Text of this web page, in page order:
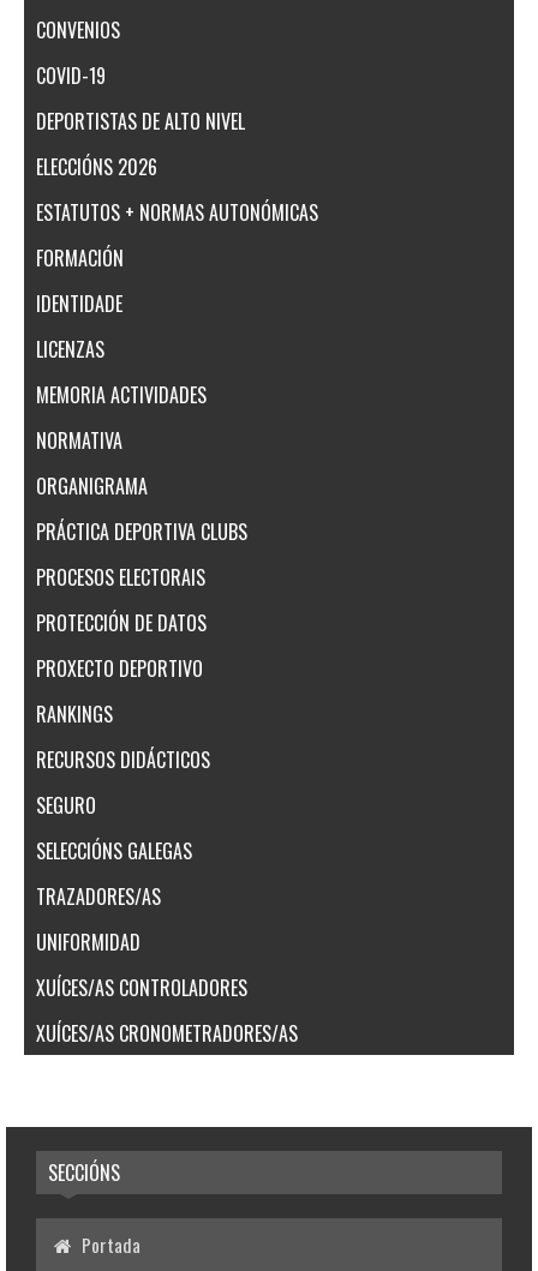
CONVENIOS
COVID-19
DEPORTISTAS DE ALTO NIVEL
ELECCIÓNS 2026
ESTATUTOS + NORMAS AUTONÓMICAS
FORMACIÓN
IDENTIDADE
LICENZAS
MEMORIA ACTIVIDADES
NORMATIVA
ORGANIGRAMA
PRÁCTICA DEPORTIVA CLUBS
PROCESOS ELECTORAIS
PROTECCIÓN DE DATOS
PROXECTO DEPORTIVO
RANKINGS
RECURSOS DIDÁCTICOS
SEGURO
SELECCIÓNS GALEGAS
TRAZADORES/AS
UNIFORMIDAD
XUÍCES/AS CONTROLADORES
XUÍCES/AS CRONOMETRADORES/AS
SECCIÓNS
Portada